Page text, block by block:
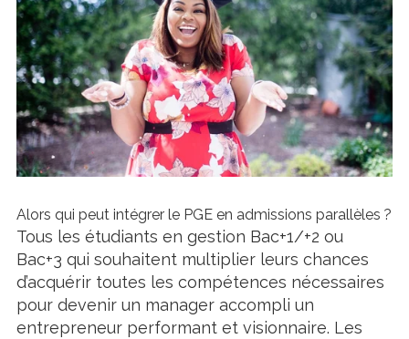
Alors qui peut intégrer le PGE en admissions parallèles ?
Tous les étudiants en gestion Bac+1/+2 ou
Bac+3 qui souhaitent multiplier leurs chances
d’acquérir toutes les compétences nécessaires
pour devenir un manager accompli un
entrepreneur performant et visionnaire. Les